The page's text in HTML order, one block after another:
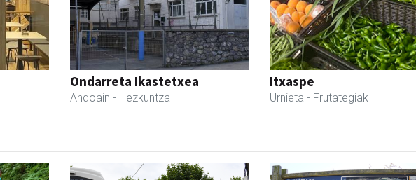
Ondarreta Ikastetxea
Andoain - Hezkuntza
Itxaspe
Urnieta - Frutategiak